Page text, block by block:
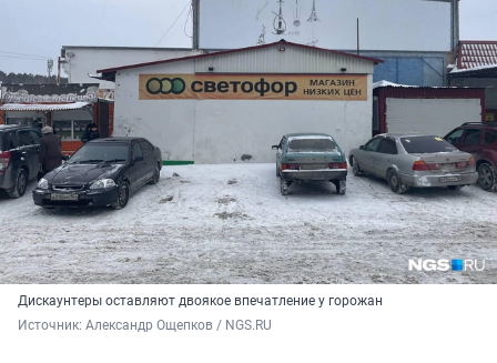
Дискаунтеры оставляют двоякое впечатление у горожан
Источник: Александр Ощепков / NGS.RU